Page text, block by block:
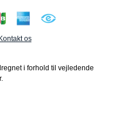
Kontakt os
i forhold til vejledende